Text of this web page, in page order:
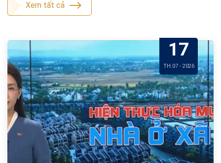
Xem tất cả
17
TH.07 - 2026